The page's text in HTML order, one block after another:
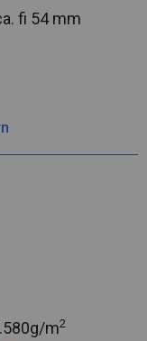
fi 54 mm
580g/m2